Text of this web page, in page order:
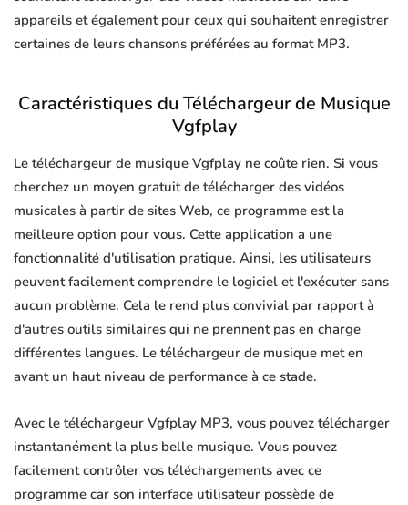
appareils et également pour ceux qui souhaitent enregistrer
certaines de leurs chansons préférées au format MP3.
Caractéristiques du Téléchargeur de Musique
Vgfplay
Le téléchargeur de musique Vgfplay ne coûte rien. Si vous
cherchez un moyen gratuit de télécharger des vidéos
musicales à partir de sites Web, ce programme est la
meilleure option pour vous. Cette application a une
fonctionnalité d'utilisation pratique. Ainsi, les utilisateurs
peuvent facilement comprendre le logiciel et l'exécuter sans
aucun problème. Cela le rend plus convivial par rapport à
d'autres outils similaires qui ne prennent pas en charge
différentes langues. Le téléchargeur de musique met en
avant un haut niveau de performance à ce stade.
Avec le téléchargeur Vgfplay MP3, vous pouvez télécharger
instantanément la plus belle musique. Vous pouvez
facilement contrôler vos téléchargements avec ce
programme car son interface utilisateur possède de